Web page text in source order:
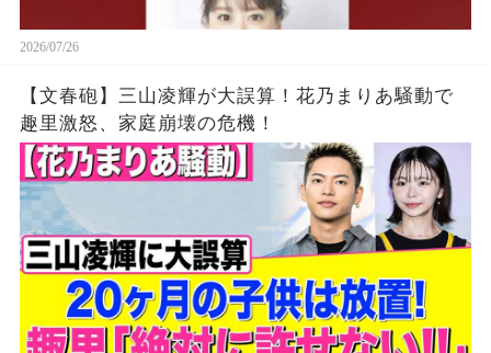
2026/07/26
【文春砲】三山凌輝が大誤算！花乃まりあ騒動で
趣里激怒、家庭崩壊の危機！